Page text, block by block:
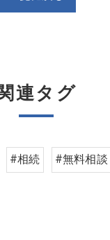
連タグ
#相続 #無料相談